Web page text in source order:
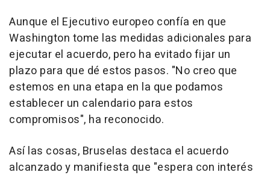
Aunque el Ejecutivo europeo confía en que
Washington tome las medidas adicionales para
ejecutar el acuerdo, pero ha evitado fijar un
plazo para que dé estos pasos. "No creo que
estemos en una etapa en la que podamos
establecer un calendario para estos
compromisos", ha reconocido.
Así las cosas, Bruselas destaca el acuerdo
alcanzado y manifiesta que "espera con interés